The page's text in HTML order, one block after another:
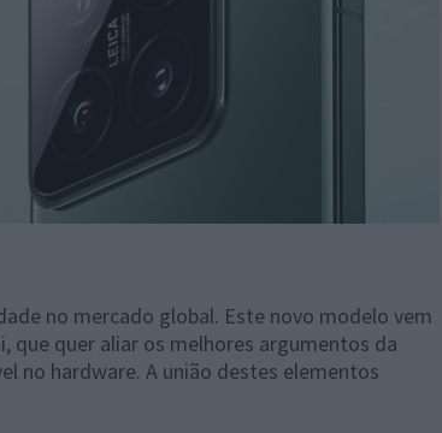
no mercado global. Este novo modelo vem
que quer aliar os melhores argumentos da
no hardware. A união destes elementos